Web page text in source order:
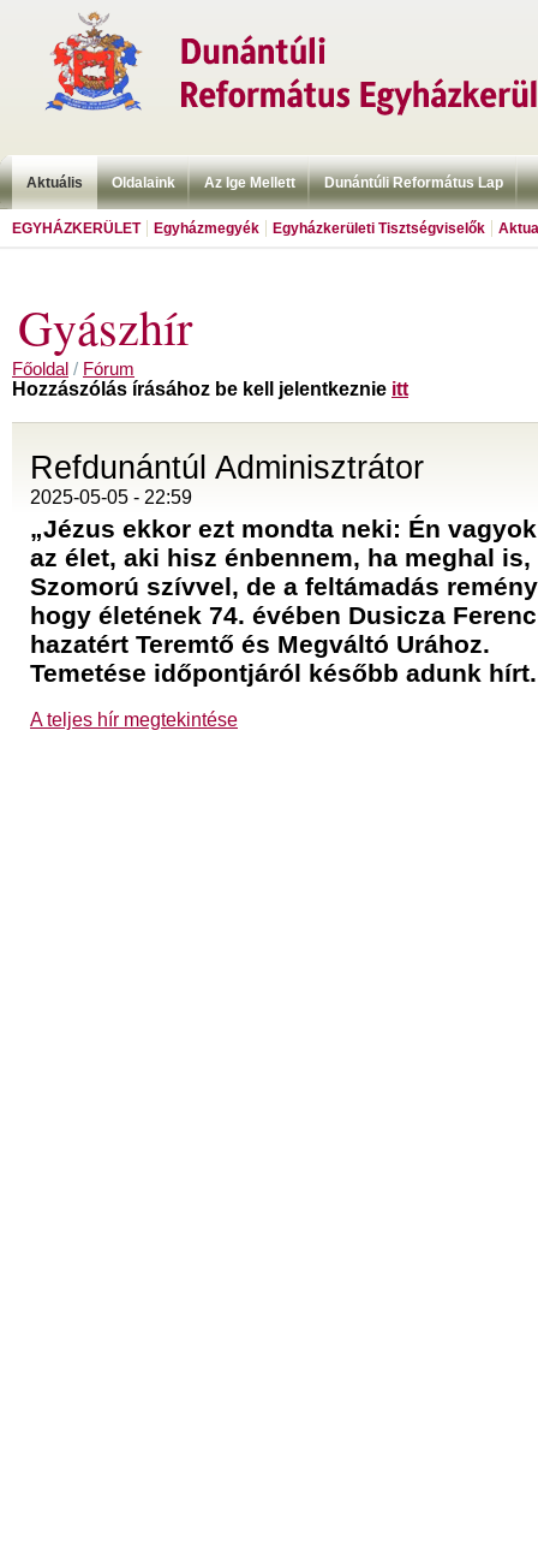
Aktuális Oldalaink Az Ige Mellett Dunántúli Református Lap
EGYHÁZKERÜLET Egyházmegyék Egyházkerületi Tisztségviselők
Gyászhír
Főoldal / Fórum
Hozzászólás írásához be kell jelentkeznie itt
Refdunántúl Adminisztrátor
2025-05-05 - 22:59
„Jézus ekkor ezt mondta neki: Én
az élet, aki hisz énbennem, ha meghal is,
Szomorú szívvel, de a feltámadás
hogy életének 74. évében Dusicza
hazatért Teremtő és Megváltó Urához.
Temetése időpontjáról később adunk hírt.
A teljes hír megtekintése